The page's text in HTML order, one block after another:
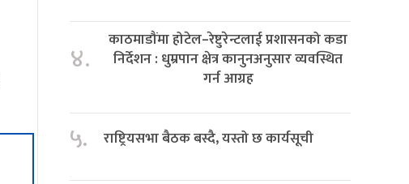
४.
काठमाडौंमा होटेल–रेष्टुरेन्टलाई प्रशासनको कडा
निर्देशन : धुम्रपान क्षेत्र कानुनअनुसार व्यवस्थित
गर्न आग्रह
५. राष्ट्रियसभा बैठक बस्दै, यस्तो छ कार्यसूची